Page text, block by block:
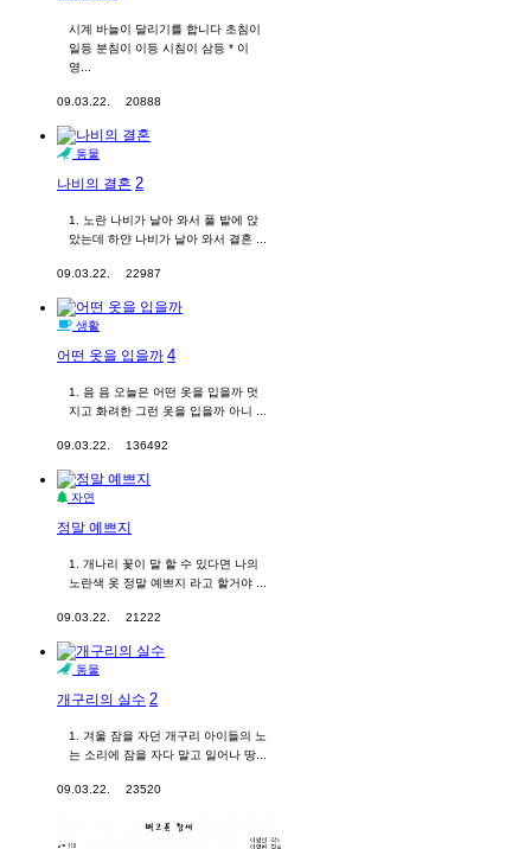
시계 바늘이 달리기를 합니다 초침이
일등 분침이 이등 시침이 삼등 * 이
영...
09.03.22. 20888
동물
나비의 결혼 2
1. 노란 나비가 날아 와서 풀 밭에 앉
았는데 하얀 나비가 날아 와서 결혼 ...
09.03.22. 22987
생활
어떤 옷을 입을까 4
1. 음 음 오늘은 어떤 옷을 입을까 멋
지고 화려한 그런 옷을 입을까 아니 ...
09.03.22. 136492
자연
정말 예쁘지
1. 개나리 꽃이 말 할 수 있다면 나의
노란색 옷 정말 예쁘지 라고 할거야 ...
09.03.22. 21222
동물
개구리의 실수 2
1. 겨울 잠을 자던 개구리 아이들의 노
는 소리에 잠을 자다 말고 일어나 땅...
09.03.22. 23520